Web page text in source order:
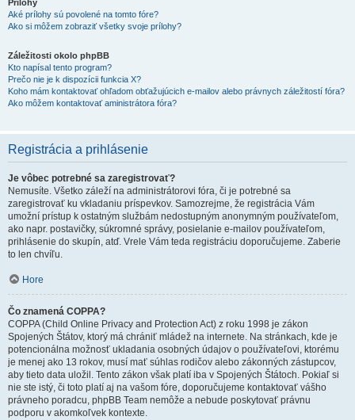
Prílohy
Aké prílohy sú povolené na tomto fóre?
Ako si môžem zobraziť všetky svoje prílohy?
Záležitosti okolo phpBB
Kto napísal tento program?
Prečo nie je k dispozícii funkcia X?
Koho mám kontaktovať ohľadom obťažujúcich e-mailov alebo právnych záležitostí fóra?
Ako môžem kontaktovať aministrátora fóra?
Registrácia a prihlásenie
Je vôbec potrebné sa zaregistrovať?
Nemusíte. Všetko záleží na administrátorovi fóra, či je potrebné sa
zaregistrovať ku vkladaniu príspevkov. Samozrejme, že registrácia Vám
umožní prístup k ostatným službám nedostupným anonymným používateľom,
ako napr. postavičky, súkromné správy, posielanie e-mailov používateľom,
prihlásenie do skupín, atď. Vrele Vám teda registráciu doporučujeme. Zaberie
to len chvíľu.
Hore
Čo znamená COPPA?
COPPA (Child Online Privacy and Protection Act) z roku 1998 je zákon
Spojených Štátov, ktorý má chrániť mládež na internete. Na stránkach, kde je
potencionálna možnosť ukladania osobných údajov o používateľovi, ktorému
je menej ako 13 rokov, musí mať súhlas rodičov alebo zákonných zástupcov,
aby tieto data uložil. Tento zákon však platí iba v Spojených Štátoch. Pokiaľ si
nie ste istý, či toto platí aj na vašom fóre, doporučujeme kontaktovať vášho
právneho poradcu, phpBB Team nemôže a nebude poskytovať právnu
podporu v akomkoľvek kontexte.